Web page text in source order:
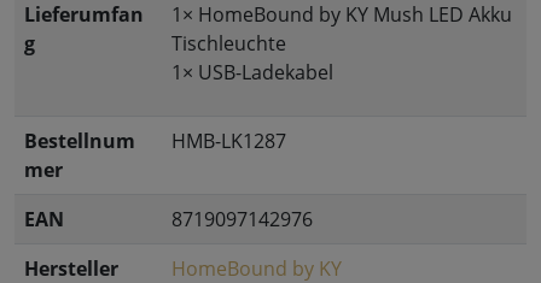
Lieferumfan
g
1× HomeBound by KY Mush LED Akku
Tischleuchte
1× USB-Ladekabel
Bestellnum
mer
HMB-LK1287
EAN
8719097142976
Hersteller
HomeBound by KY